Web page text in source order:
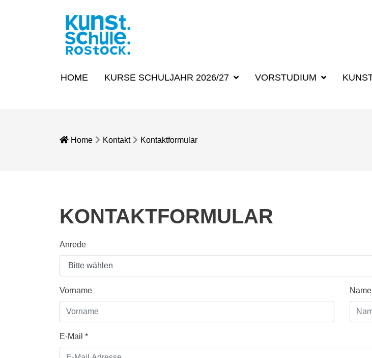
HOME KURSE SCHULJAHR 2026/27 VORSTUDIUM
Home Kontakt Kontaktformular
KONTAKTFORMULAR
Anrede
Vorname Name
E-Mail *